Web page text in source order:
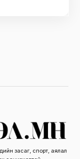
засаг, спорт, аялал